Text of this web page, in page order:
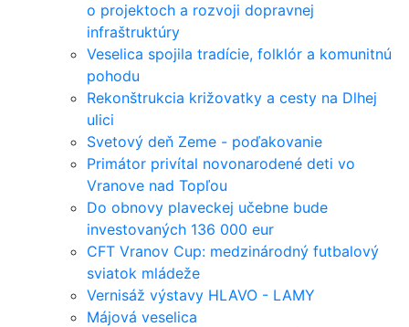
o projektoch a rozvoji dopravnej
infraštruktúry
Veselica spojila tradície, folklór a komunitnú
pohodu
Rekonštrukcia križovatky a cesty na Dlhej
ulici
Svetový deň Zeme - poďakovanie
Primátor privítal novonarodené deti vo
Vranove nad Topľou
Do obnovy plaveckej učebne bude
investovaných 136 000 eur
CFT Vranov Cup: medzinárodný futbalový
sviatok mládeže
Vernisáž výstavy HLAVO - LAMY
Májová veselica